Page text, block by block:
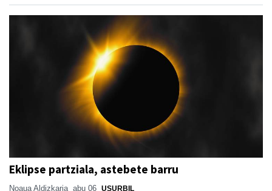
Eklipse partziala, astebete barru
Noaua Aldizkaria abu 06 USURBIL